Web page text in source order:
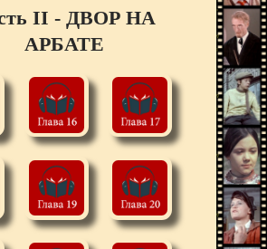
II - ДВОР НА
АРБАТЕ